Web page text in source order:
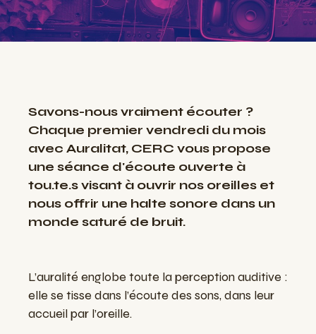
Savons-nous vraiment écouter ?
Chaque premier vendredi du mois
avec Auralitat, CERC vous propose
une séance d'écoute ouverte à
tou.te.s visant à ouvrir nos oreilles et
nous offrir une halte sonore dans un
monde saturé de bruit.
L’auralité englobe toute la perception auditive :
elle se tisse dans l’écoute des sons, dans leur
accueil par l’oreille.